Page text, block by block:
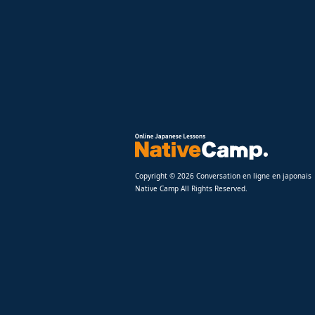
Copyright © 2026 Conversation en ligne en japonais
Native Camp All Rights Reserved.